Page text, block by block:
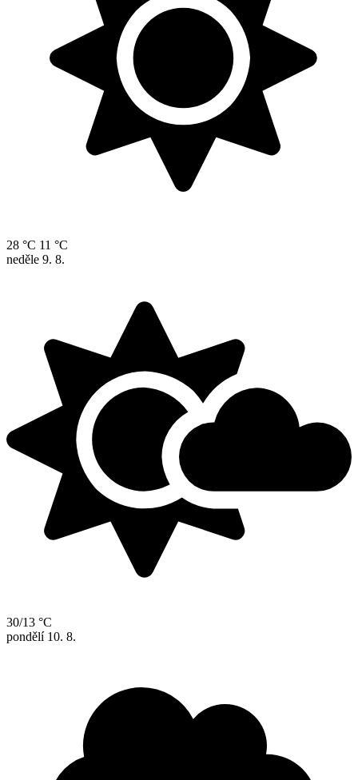
28 °C 11 °C
neděle 9. 8.
30/13 °C
pondělí 10. 8.